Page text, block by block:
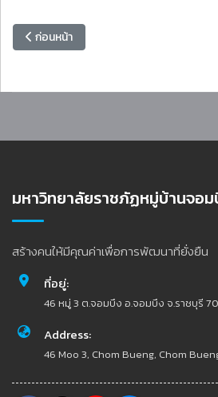
เนื้อหาก่อนหน้า: ขอเชิญคณาจารย์ร่วมส่งผ
ก่อนหน้า
มหาวิทยาลัยราชภัฏหมู่บ้านจอ
สร้างคนให้มีคุณค่าเพื่อการพัฒนาที่ยั่งยืน
ที่อยู่:
46 หมู่ 3 ต.จอมบึง อ.จอมบึง จ.ราชบุรี
Address:
46 Moo 3, Chom Bueng, Chom